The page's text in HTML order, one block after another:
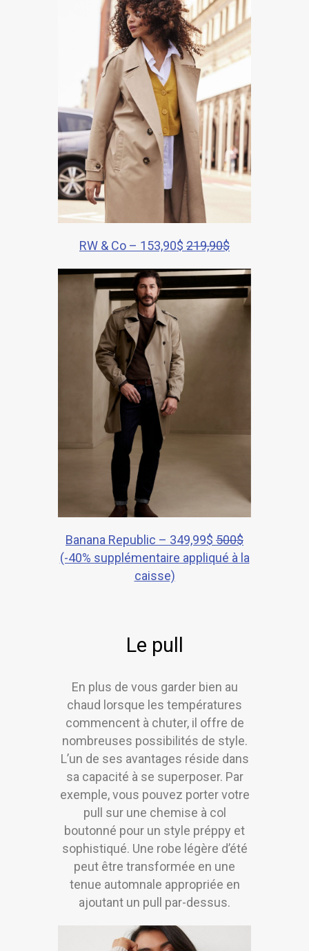
RW & Co – 153,90$ 219,90$
Banana Republic – 349,99$ 500$
(-40% supplémentaire appliqué à la
caisse)
Le pull
En plus de vous garder bien au
chaud lorsque les températures
commencent à chuter, il offre de
nombreuses possibilités de style.
L’un de ses avantages réside dans
sa capacité à se superposer. Par
exemple, vous pouvez porter votre
pull sur une chemise à col
boutonné pour un style préppy et
sophistiqué. Une robe légère d’été
peut être transformée en une
tenue automnale appropriée en
ajoutant un pull par-dessus.